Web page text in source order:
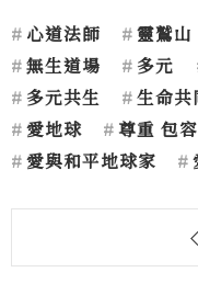
心道法師 靈鷲山
無生道場
多元
多元共生
生命共
愛地球
尊重 包
愛與和平地球家